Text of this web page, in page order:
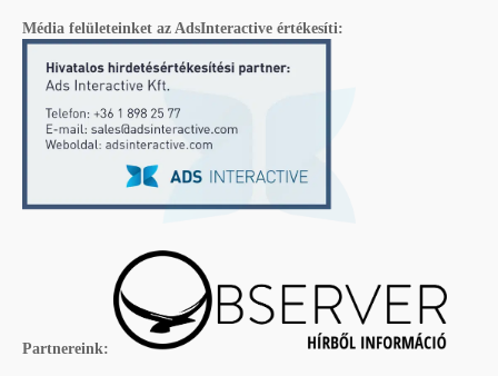
Média felületeinket az AdsInteractive értékesíti:
Partnereink: